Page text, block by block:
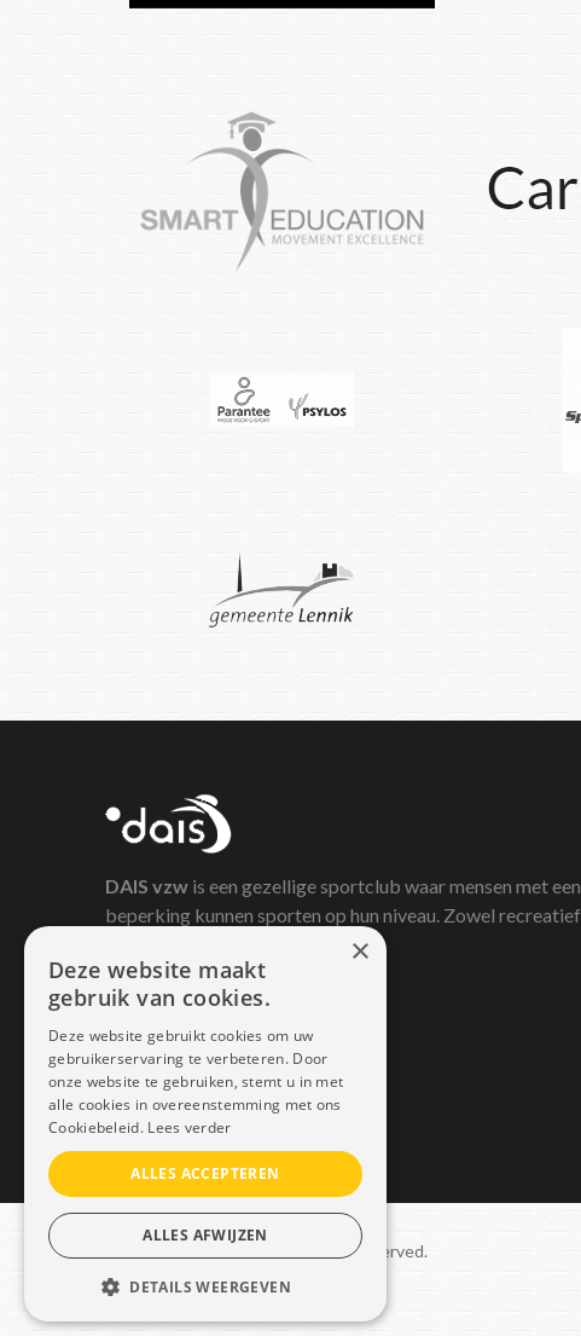
DAIS vzw is een gezellige sportclub waar mensen met een
beperking kunnen sporten op hun niveau. Zowel recreatief
Copyright © 2021 Dais. All rights reserved.
Sitemap–GDPR
×
Deze website maakt
gebruik van cookies.
Deze website gebruikt cookies om uw
gebruikerservaring te verbeteren. Door
onze website te gebruiken, stemt u in met
alle cookies in overeenstemming met ons
Cookiebeleid. Lees verder
ALLES ACCEPTEREN
ALLES AFWIJZEN
DETAILS WEERGEVEN
STRIKT NOODZAKELIJK